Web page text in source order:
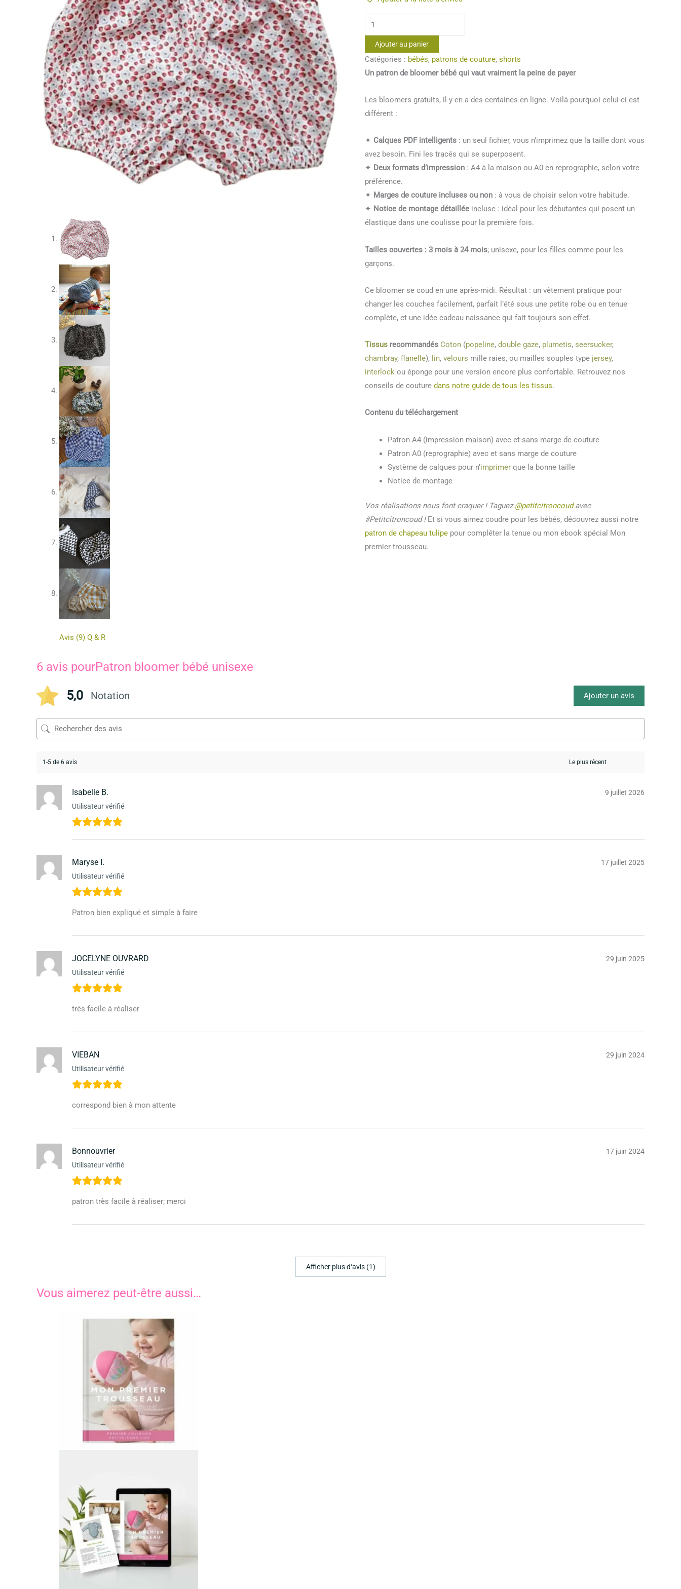
quantité
de
Patron
bloomer
bébé
Ajouter au panier
Catégories : bébés, patrons de couture, shorts
Un patron de bloomer bébé qui vaut vraiment la peine de payer
Les bloomers gratuits, il y en a des centaines en ligne. Voilà pourquoi celui-ci est
différent :
✦ Calques PDF intelligents : un seul fichier, vous n’imprimez que la taille dont vous
avez besoin. Fini les tracés qui se superposent.
✦ Deux formats d’impression : A4 à la maison ou A0 en reprographie, selon votre
préférence.
✦ Marges de couture incluses ou non : à vous de choisir selon votre habitude.
✦ Notice de montage détaillée incluse : idéal pour les débutantes qui posent un
élastique dans une coulisse pour la première fois.
Tailles couvertes : 3 mois à 24 mois; unisexe, pour les filles comme pour les
garçons.
Ce bloomer se coud en une après-midi. Résultat : un vêtement pratique pour
changer les couches facilement, parfait l’été sous une petite robe ou en tenue
complète, et une idée cadeau naissance qui fait toujours son effet.
Tissus recommandés Coton (popeline, double gaze, plumetis, seersucker,
chambray, flanelle), lin, velours mille raies, ou mailles souples type jersey,
interlock ou éponge pour une version encore plus confortable. Retrouvez nos
conseils de couture dans notre guide de tous les tissus.
Contenu du téléchargement
Patron A4 (impression maison) avec et sans marge de couture
Patron A0 (reprographie) avec et sans marge de couture
Système de calques pour n’imprimer que la bonne taille
Notice de montage
Vos réalisations nous font craquer ! Taguez@petitcitroncoudavec
#Petitcitroncoud !Et si vous aimez coudre pour les bébés, découvrez aussi notre
patron de chapeau tulipe pour compléter la tenue ou mon ebook spécial Mon
premier trousseau.
Avis (9) Q & R
6 avis pourPatron bloomer bébé unisexe
5,0 Notation Ajouter un avis
1-5 de 6 avis
Isabelle B.
Utilisateur vérifié
9 juillet 2026
Maryse I.
Utilisateur vérifié
17 juillet 2025
Patron bien expliqué et simple à faire
JOCELYNE OUVRARD
Utilisateur vérifié
29 juin 2025
très facile à réaliser
VIEBAN
Utilisateur vérifié
29 juin 2024
correspond bien à mon attente
Bonnouvrier
Utilisateur vérifié
17 juin 2024
patron très facile à réaliser; merci
Afficher plus d‘avis (1)
Vous aimerez peut-être aussi…